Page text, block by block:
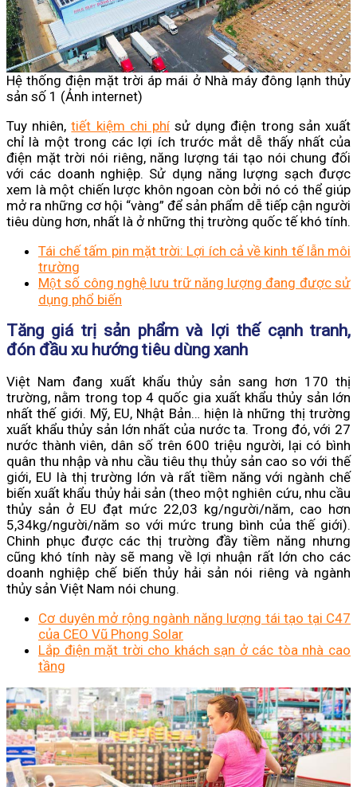
Hệ thống điện mặt trời áp mái ở Nhà máy đông lạnh thủy
sản số 1 (Ảnh internet)
Tuy nhiên,tiết kiệm chi phísử dụng điện trong sản xuất
chỉ là một trong các lợi ích trước mắt dễ thấy nhất của
điện mặt trời nói riêng, năng lượng tái tạo nói chung đối
với các doanh nghiệp. Sử dụng năng lượng sạch được
xem là một chiến lược khôn ngoan còn bởi nó có thể giúp
mở ra những cơ hội “vàng” để sản phẩm dễ tiếp cận người
tiêu dùng hơn, nhất là ở những thị trường quốc tế khó tính.
Tái chế tấm pin mặt trời: Lợi ích cả về kinh tế lẫn môi
trường
Một số công nghệ lưu trữ năng lượng đang được sử
dụng phổ biến
Tăng giá trị sản phẩm và lợi thế cạnh tranh,
đón đầu xu hướng tiêu dùng xanh
Việt Nam đang xuất khẩu thủy sản sang hơn 170 thị
trường, nằm trong top 4 quốc gia xuất khẩu thủy sản lớn
nhất thế giới. Mỹ, EU, Nhật Bản… hiện là những thị trường
xuất khẩu thủy sản lớn nhất của nước ta. Trong đó, với 27
nước thành viên, dân số trên 600 triệu người, lại có bình
quân thu nhập và nhu cầu tiêu thụ thủy sản cao so với thế
giới, EU là thị trường lớn và rất tiềm năng với ngành chế
biến xuất khẩu thủy hải sản (theo một nghiên cứu, nhu cầu
thủy sản ở EU đạt mức 22,03 kg/người/năm, cao hơn
5,34kg/người/năm so với mức trung bình của thế giới).
Chinh phục được các thị trường đầy tiềm năng nhưng
cũng khó tính này sẽ mang về lợi nhuận rất lớn cho các
doanh nghiệp chế biến thủy hải sản nói riêng và ngành
thủy sản Việt Nam nói chung.
Cơ duyên mở rộng ngành năng lượng tái tạo tại C47
của CEO Vũ Phong Solar
Lắp điện mặt trời cho khách sạn ở các tòa nhà cao
tầng